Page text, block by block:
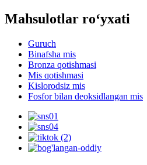
Mahsulotlar roʻyxati
Guruch
Binafsha mis
Bronza qotishmasi
Mis qotishmasi
Kislorodsiz mis
Fosfor bilan deoksidlangan mis